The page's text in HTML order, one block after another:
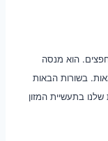
הוא מנסה
בשורות הבאות
בתעשיית המזון